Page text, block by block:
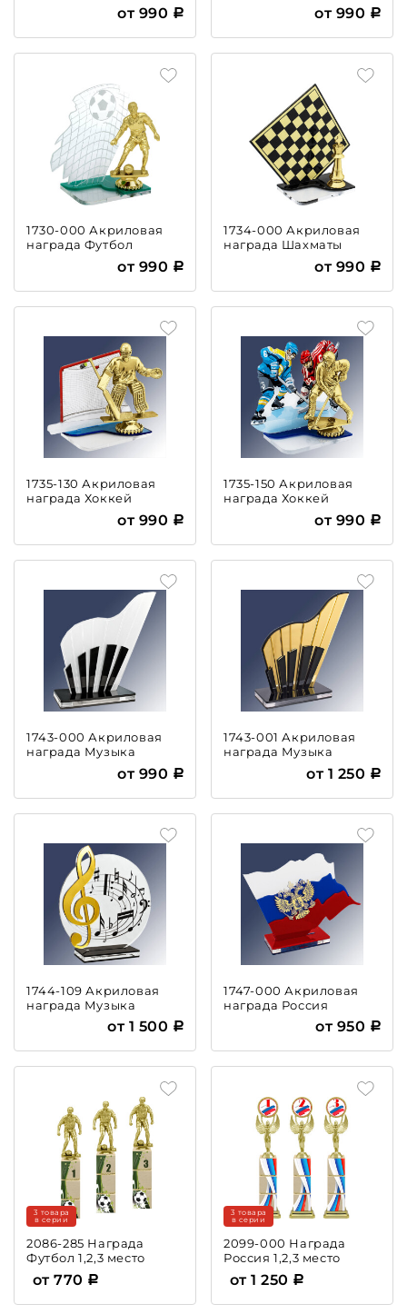
от 990 от 990
1730-000 Акриловая
награда Футбол
от 990
1734-000 Акриловая
награда Шахматы
от 990
1735-130 Акриловая
награда Хоккей
от 990
1735-150 Акриловая
награда Хоккей
от 990
1743-000 Акриловая
награда Музыка
от 990
1743-001 Акриловая
награда Музыка
от 1 250
1744-109 Акриловая
награда Музыка
от 1 500
1747-000 Акриловая
награда Россия
от 950
2086-285 Награда
Футбол 1,2,3 место
3 товара
в серии
от 770
2099-000 Награда
Россия 1,2,3 место
3 товара
в серии
от 1 250